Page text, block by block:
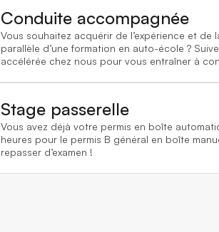
Conduite accompagnée
Vous souhaitez acquérir de l’expérience et de
parallèle d’une formation en auto-école ?
accélérée chez nous pour vous entraîner à
Stage passerelle
Vous avez déjà votre permis en boîte
heures pour le permis B général en boîte
repasser d’examen !